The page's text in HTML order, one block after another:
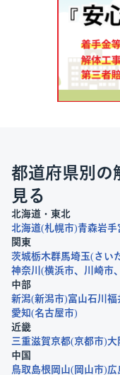
都道府県別の
見る
北海道・東北
北海道 札幌市 青森岩手
関東
茨城栃木群馬埼玉 さい
神奈川
横浜市 川崎市
中部
新潟 新潟市 富山石川 福
愛知 名古屋市
近畿
三重滋賀京都 京都市 大
中国
鳥取 島根 岡山 岡山市 広